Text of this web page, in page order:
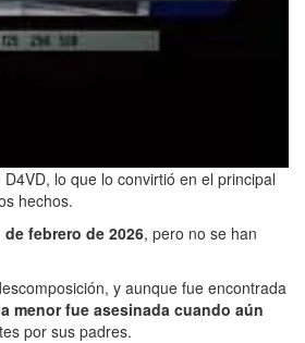
lo que lo convirtió en el principal
hechos.
febrero de 2026, pero no se han
y aunque fue encontrada
menor fue asesinada cuando aún
por sus padres.